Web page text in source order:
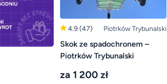
4.9(47) Piotrków Trybunalski
Skok ze spadochronem –
Piotrków Trybunalski
za 1 200 zł